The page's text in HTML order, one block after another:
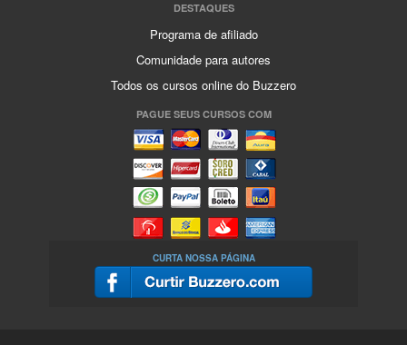
DESTAQUES
Programa de afiliado
Comunidade para autores
Todos os cursos online do Buzzero
PAGUE SEUS CURSOS COM
CURTA NOSSA PÁGINA